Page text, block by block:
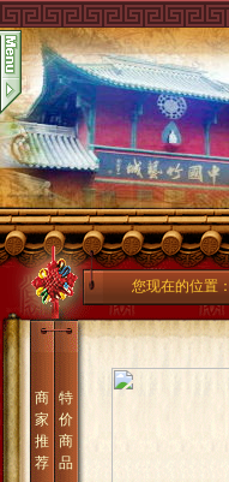
您现在的位置：
商
家
推
荐
特
价
商
品